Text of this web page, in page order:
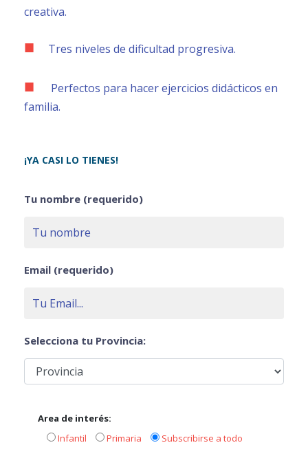
creativa.
Tres niveles de dificultad progresiva.
Perfectos para hacer ejercicios didácticos en
familia.
¡YA CASI LO TIENES!
Tu nombre (requerido)
Email (requerido)
Selecciona tu Provincia:
Area de interés:
Infantil
Primaria Subscribirse a todo